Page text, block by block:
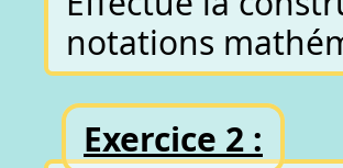
notations
Exercice 2 :